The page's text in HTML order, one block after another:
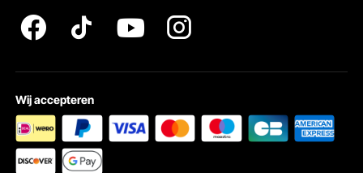
Wij accepteren